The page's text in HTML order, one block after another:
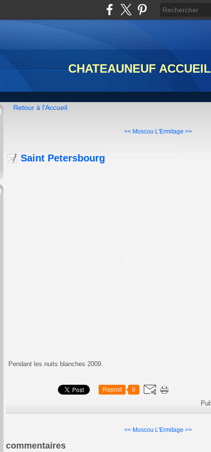
CHATEAUNEUF ACCUEIL
Retour à l'Accueil
<< Moscou L'Ermitage >>
Saint Petersbourg
Pendant les nuits blanches 2009.
Repost 0
<< Moscou L'Ermitage >>
commentaires